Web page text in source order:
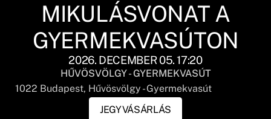
MIKULÁSVONAT A
GYERMEKVASÚTON
2026. DECEMBER 05. 17:20
HŰVÖSVÖLGY - GYERMEKVASÚT
1022 Budapest, Hűvösvölgy - Gyermekvasút
JEGYVÁSÁRLÁS